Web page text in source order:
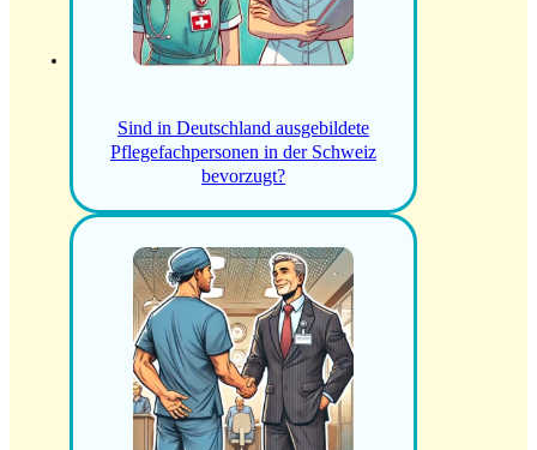
Sind in Deutschland ausgebildete
Pflegefachpersonen in der Schweiz
bevorzugt?